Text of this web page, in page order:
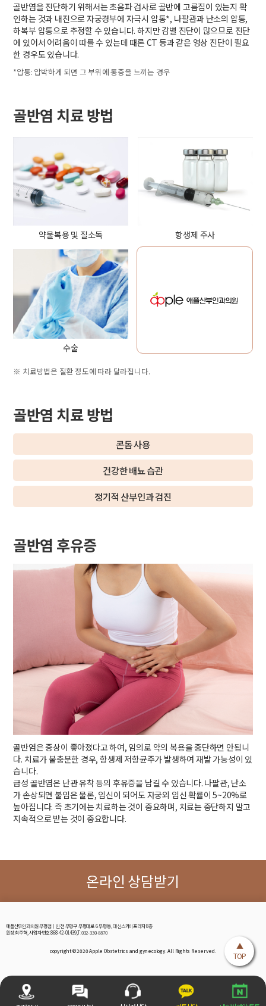
골반염을 진단하기 위해서는 초음파 검사로 골반에 고름집이 있는지 확
인하는 것과 내진으로 자궁경부에 자극시 압통*, 나팔관과 난소의 압통,
하복부 압통으로 추정할 수 있습니다. 하지만 감별 진단이 많으므로 진단
에 있어서 어려움이 따를 수 있는데 때론 CT 등과 같은 영상 진단이 필요
한 경우도 있습니다.
*압통: 압박하게 되면 그 부위에 통증을 느끼는 경우
골반염 치료 방법
약물복용 및 질소독 항생제 주사
수술
※ 치료방법은 질환 정도에 따라 달라집니다.
골반염 치료 방법
콘돔 사용
건강한 배뇨 습관
정기적 산부인과 검진
골반염 후유증
골반염은 증상이 좋아졌다고 하여, 임의로 약의 복용을 중단하면 안됩니
다. 치료가 불충분한 경우, 항생제 저항균주가 발생하여 재발 가능성이 있
습니다.
급성 골반염은 난관 유착 등의 후유증을 남길 수 있습니다. 나팔관, 난소
가 손상되면 불임은 물론, 임신이 되어도 자궁외 임신 확률이 5~20%로
높아집니다. 즉 초기에는 치료하는 것이 중요하며, 치료는 중단하지 말고
지속적으로 받는 것이 중요합니다.
온라인 상담받기
애플산부인과의원 부평점│인천 부평구 부평대로 6 부평동, 대신스카이프라자 8층
원장:최주혁, 사업자번호:868-42-01439,T:032-330-8870
copyright © 2020 Apple Obstetrics and gynecology. All Rights Reserved.
▲
TOP